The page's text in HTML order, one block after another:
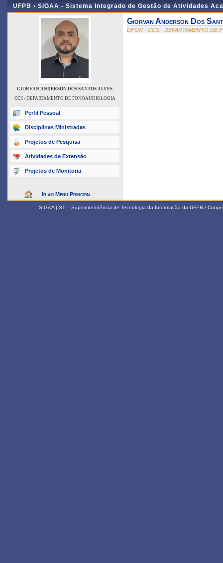
UFPB › SIGAA - Sistema Integrado de Gestão de Atividades
GIORVAN ANDERSON DOS SANTOS ALVES
CCS - DEPARTAMENTO DE FONOAUDIOLOGIA
Perfil Pessoal
Disciplinas Ministradas
Projetos de Pesquisa
Atividades de Extensão
Projetos de Monitoria
Ir ao Menu Principal
Giorvan Anderson Dos
DFON - CCS - DEPARTAMENTO DE
SIGAA | STI - Superintendência de Tecnologia da Informação da UFPB /